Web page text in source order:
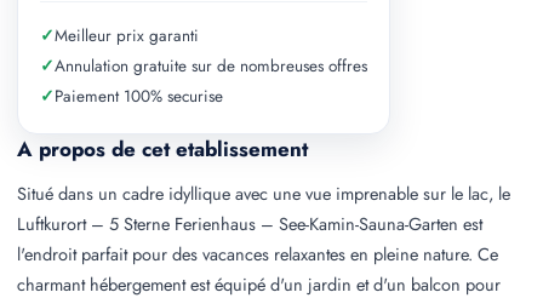
A propos de cet etablissement
Situé dans un cadre idyllique avec une vue imprenable sur le lac, le
Luftkurort – 5 Sterne Ferienhaus – See-Kamin-Sauna-Garten est
l'endroit parfait pour des vacances relaxantes en pleine nature. Ce
charmant hébergement est équipé d'un jardin et d'un balcon pour
✓Meilleur prix garanti
✓Annulation gratuite sur de nombreuses offres
✓Paiement 100% securise